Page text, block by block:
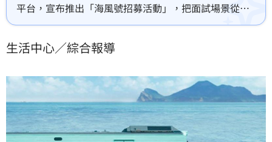
平台，宣布推出「海風號招募活動」，把面試場景從辦
公室搬上列車。首波活動即日起開跑，6月16日將舉辦
延攬近百名人才，並預告2026年全年將擴大招募600
生活中心／綜合報導